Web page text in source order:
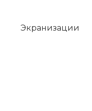
Экранизации